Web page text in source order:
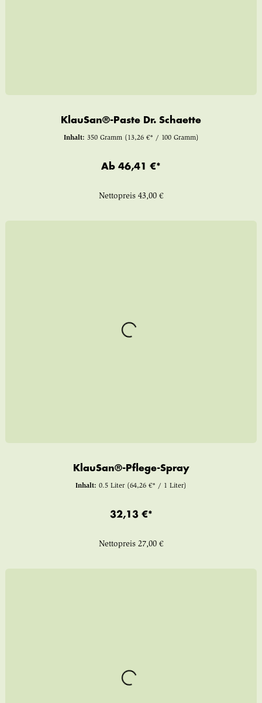
KlauSan®-Paste Dr. Schaette
Inhalt: 350 Gramm (13,26 €* / 100 Gramm)
Ab 46,41 €*
Nettopreis 43,00 €
KlauSan®-Pflege-Spray
Inhalt: 0.5 Liter (64,26 €* / 1 Liter)
32,13 €*
Nettopreis 27,00 €